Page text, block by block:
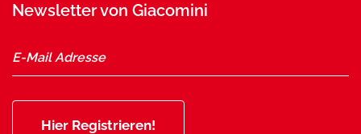
Newsletter von Giacomini
Hier Registrieren!